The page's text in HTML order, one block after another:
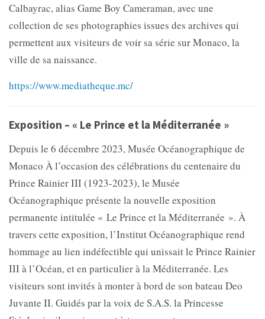
Calbayrac, alias Game Boy Cameraman, avec une
collection de ses photographies issues des archives qui
permettent aux visiteurs de voir sa série sur Monaco, la
ville de sa naissance.
https://www.mediatheque.mc/
Exposition – « Le Prince et la Méditerranée »
Depuis le 6 décembre 2023, Musée Océanographique de
Monaco À l’occasion des célébrations du centenaire du
Prince Rainier III (1923-2023), le Musée
Océanographique présente la nouvelle exposition
permanente intitulée « Le Prince et la Méditerranée ». À
travers cette exposition, l’Institut Océanographique rend
hommage au lien indéfectible qui unissait le Prince Rainier
III à l’Océan, et en particulier à la Méditerranée. Les
visiteurs sont invités à monter à bord de son bateau Deo
Juvante II. Guidés par la voix de S.A.S. la Princesse